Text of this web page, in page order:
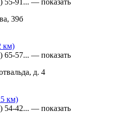
39б
км)
65-57... — показать
д. 4
км)
54-42... — показать